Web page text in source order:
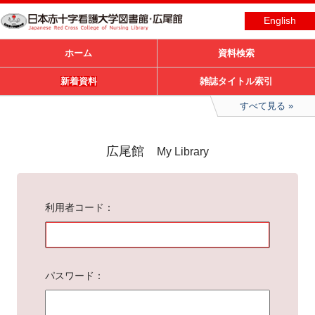
English
ホーム 資料検索
新着資料 雑誌タイトル索引
すべて見る
広尾館 My Library
利用者コード
パスワード